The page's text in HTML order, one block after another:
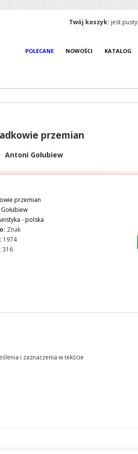
Twój koszyk: jest pusty
POLECANE NOWOŚCI KATALOG
przemian
Antoni Gołubiew
przemian
- polska
Znak
1974
316
i zaznaczenia w tekście